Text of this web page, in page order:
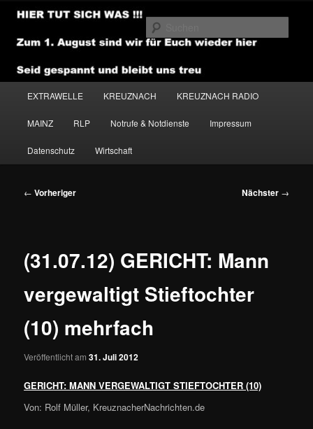
Zum
primären
Inhalt
NEWSHOUSE.MEDIA
EXTRAWELLE KREUZNACH KREUZNACH RADIO
MAINZ RLP Notrufe & Notdienste Impressum
Datenschutz Wirtschaft
Beitragsnavigation
← Vorheriger Nächster →
(31.07.12) GERICHT: Mann
vergewaltigt Stieftochter
(10) mehrfach
Veröffentlicht am31. Juli 2012
GERICHT: MANN VERGEWALTIGT STIEFTOCHTER (10)
Von: Rolf Müller, KreuznacherNachrichten.de